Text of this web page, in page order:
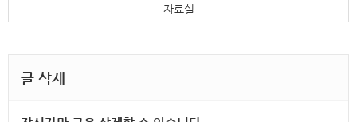
자료실
글 삭제